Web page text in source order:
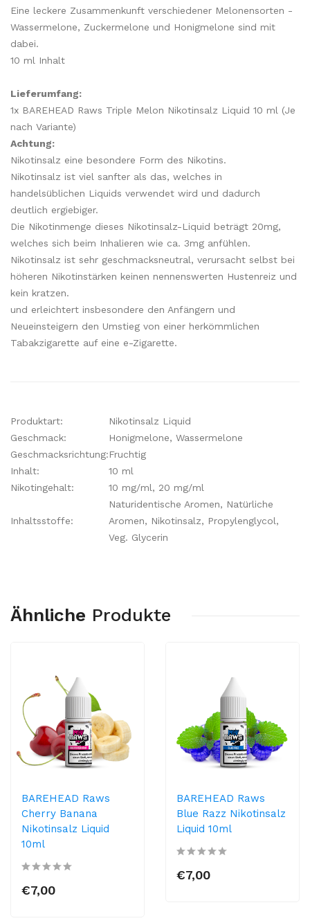
Eine leckere Zusammenkunft verschiedener Melonensorten -
Wassermelone, Zuckermelone und Honigmelone sind mit
dabei.
10 ml Inhalt
Lieferumfang:
1x BAREHEAD Raws Triple Melon Nikotinsalz Liquid 10 ml (Je
nach Variante)
Achtung:
Nikotinsalz eine besondere Form des Nikotins.
Nikotinsalz ist viel sanfter als das, welches in
handelsüblichen Liquids verwendet wird und dadurch
deutlich ergiebiger.
Die Nikotinmenge dieses Nikotinsalz-Liquid beträgt 20mg,
welches sich beim Inhalieren wie ca. 3mg anfühlen.
Nikotinsalz ist sehr geschmacksneutral, verursacht selbst bei
höheren Nikotinstärken keinen nennenswerten Hustenreiz und
kein kratzen.
und erleichtert insbesondere den Anfängern und
Neueinsteigern den Umstieg von einer herkömmlichen
Tabakzigarette auf eine e-Zigarette.
Produktart:
Nikotinsalz Liquid
Geschmack:
Honigmelone, Wassermelone
Geschmacksrichtung:Fruchtig
Inhalt:
10 ml
Nikotingehalt:
10 mg/ml, 20 mg/ml
Inhaltsstoffe:
Naturidentische Aromen, Natürliche
Aromen, Nikotinsalz, Propylenglycol,
Veg. Glycerin
Ähnliche Produkte
BAREHEAD Raws
Cherry Banana
Nikotinsalz Liquid
10ml
€7,00
BAREHEAD Raws
Blue Razz Nikotinsalz
Liquid 10ml
€7,00